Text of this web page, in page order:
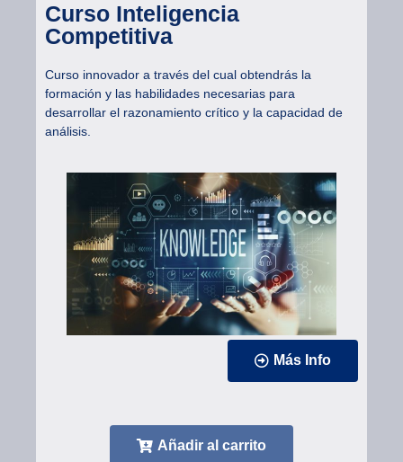
Curso Inteligencia
Competitiva
Curso innovador a través del cual obtendrás la
formación y las habilidades necesarias para
desarrollar el razonamiento crítico y la capacidad de
análisis.
Más Info
Añadir al carrito